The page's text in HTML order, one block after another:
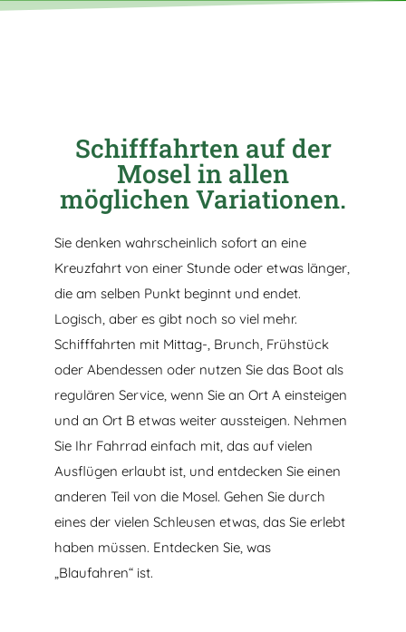
Schifffahrten auf der
Mosel in allen
möglichen Variationen.
Sie denken wahrscheinlich sofort an eine
Kreuzfahrt von einer Stunde oder etwas länger,
die am selben Punkt beginnt und endet.
Logisch, aber es gibt noch so viel mehr.
Schifffahrten mit Mittag-, Brunch, Frühstück
oder Abendessen oder nutzen Sie das Boot als
regulären Service, wenn Sie an Ort A einsteigen
und an Ort B etwas weiter aussteigen. Nehmen
Sie Ihr Fahrrad einfach mit, das auf vielen
Ausflügen erlaubt ist, und entdecken Sie einen
anderen Teil von die Mosel. Gehen Sie durch
eines der vielen Schleusen etwas, das Sie erlebt
haben müssen. Entdecken Sie, was
„Blaufahren“ ist.